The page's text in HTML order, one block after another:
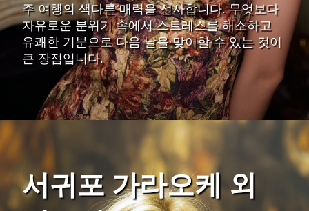
주 여행의 색다른 매력을 선사합니다. 무엇보다
자유로운 분위기 속에서 스트레스를 해소하고
유쾌한 기분으로 다음 날을 맞이할 수 있는 것이
큰 장점입니다.
서귀포 가라오케 외